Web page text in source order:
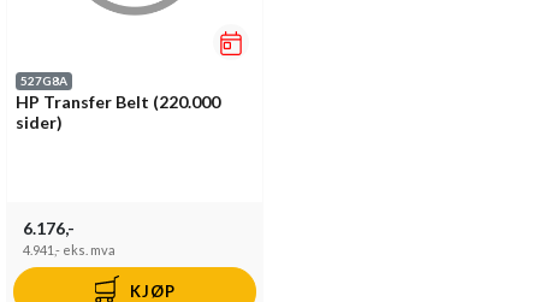
527G8A
HP Transfer Belt (220.000
sider)
6.176,-
4.941,- eks. mva
KJØP